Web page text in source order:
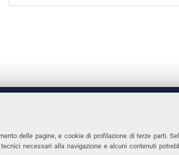
delle pagine, e cookie di profilazione di terze parti.
necessari alla navigazione e alcuni contenuti
Laura Ramaciotti
Ariosto, 35 - 44121 Ferrara
Tel.
Fax.